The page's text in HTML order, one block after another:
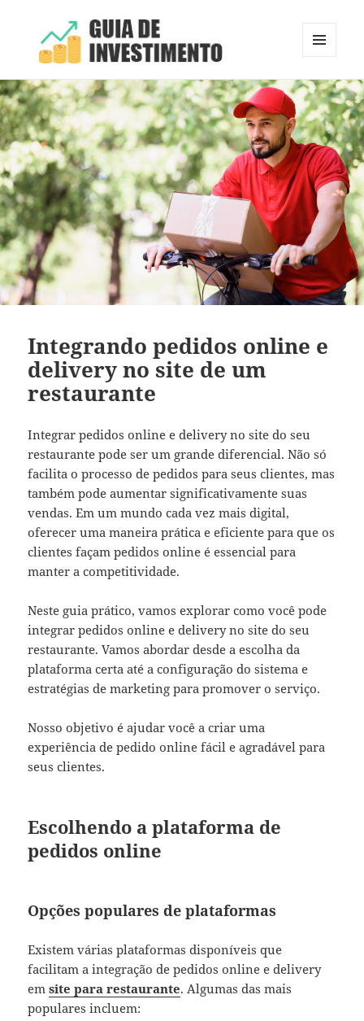
Guia de Investimento
E
WIDGETS
Integrando pedidos online e
delivery no site de um
restaurante
Integrar pedidos online e delivery no site do seu
restaurante pode ser um grande diferencial. Não só
facilita o processo de pedidos para seus clientes, mas
também pode aumentar significativamente suas
vendas. Em um mundo cada vez mais digital,
oferecer uma maneira prática e eficiente para que os
clientes façam pedidos online é essencial para
manter a competitividade.
Neste guia prático, vamos explorar como você pode
integrar pedidos online e delivery no site do seu
restaurante. Vamos abordar desde a escolha da
plataforma certa até a configuração do sistema e
estratégias de marketing para promover o serviço.
Nosso objetivo é ajudar você a criar uma
experiência de pedido online fácil e agradável para
seus clientes.
Escolhendo a plataforma de
pedidos online
Opções populares de plataformas
Existem várias plataformas disponíveis que
facilitam a integração de pedidos online e delivery
emsite para restaurante. Algumas das mais
populares incluem: